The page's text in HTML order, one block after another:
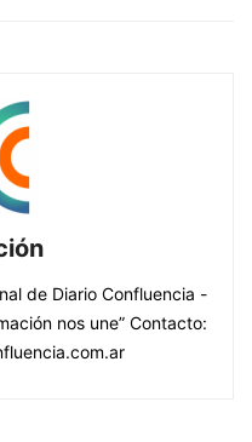
de Diario Confluencia -
nos une” Contacto: